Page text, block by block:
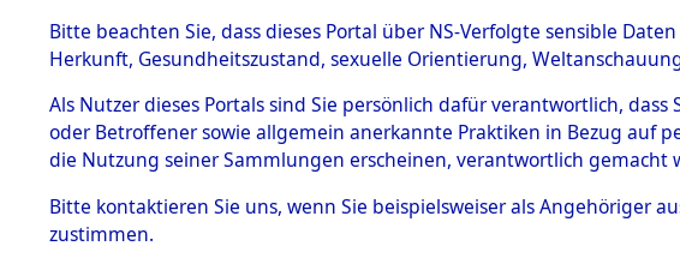
BESTÄNDE
Inhaftierungsdoku
mente
5. Verschiedenes
Todesmärsche
5.3.1 Alliierte
Ermittlungen zu
(84600260)→
Bitte beachten Sie, dass dieses Portal über NS-Verfolgte sensible
Herkunft, Gesundheitszustand, sexuelle Orientierung,
Als Nutzer dieses Portals sind Sie persönlich dafür verantwortlich,
oder Betroffener sowie allgemein anerkannte Praktiken in Bezug auf
die Nutzung seiner Sammlungen erscheinen, verantwortlich gemacht
Bitte kontaktieren Sie uns, wenn Sie beispielsweiser als Angehöriger
zustimmen.